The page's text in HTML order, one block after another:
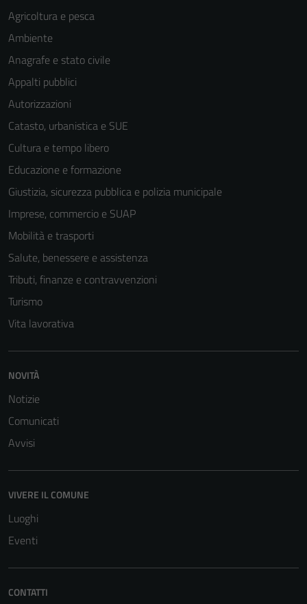
Agricoltura e pesca
Ambiente
Anagrafe e stato civile
Appalti pubblici
Autorizzazioni
Catasto, urbanistica e SUE
Cultura e tempo libero
Educazione e formazione
Giustizia, sicurezza pubblica e polizia municipale
Imprese, commercio e SUAP
Mobilità e trasporti
Salute, benessere e assistenza
Tributi, finanze e contravvenzioni
Turismo
Vita lavorativa
NOVITÀ
Notizie
Comunicati
Avvisi
VIVERE IL COMUNE
Luoghi
Eventi
CONTATTI